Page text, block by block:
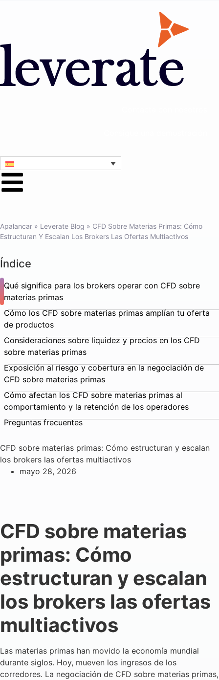
Apalancar » Leverate Blog » CFD Sobre Materias Primas: Cómo
Estructuran Y Escalan Los Brokers Las Ofertas Multiactivos
Índice
Qué significa para los brokers operar con CFD sobre
materias primas
Cómo los CFD sobre materias primas amplían tu oferta
de productos
Consideraciones sobre liquidez y precios en los CFD
sobre materias primas
Exposición al riesgo y cobertura en la negociación de
CFD sobre materias primas
Cómo afectan los CFD sobre materias primas al
comportamiento y la retención de los operadores
Preguntas frecuentes
CFD sobre materias primas: Cómo estructuran y escalan
los brokers las ofertas multiactivos
mayo 28, 2026
CFD sobre materias
primas: Cómo
estructuran y escalan
los brokers las ofertas
multiactivos
Las materias primas han movido la economía mundial
durante siglos. Hoy, mueven los ingresos de los
corredores. La negociación de CFD sobre materias primas,